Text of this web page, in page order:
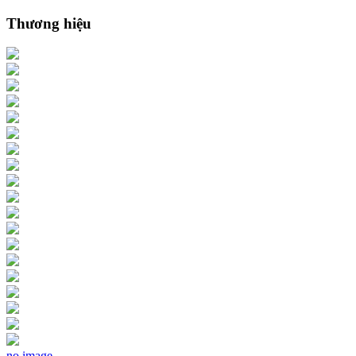
Thương hiệu